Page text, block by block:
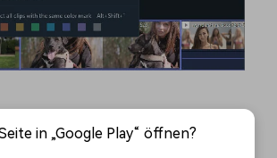
oder Ende eines Videoclips
in „Google Play“ öffnen?